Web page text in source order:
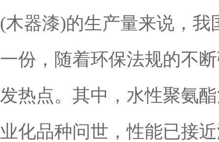
(木器漆)的生产量来说，
一份，随着环保法规的不
发热点。其中，水性聚氨
业化品种问世，性能已接